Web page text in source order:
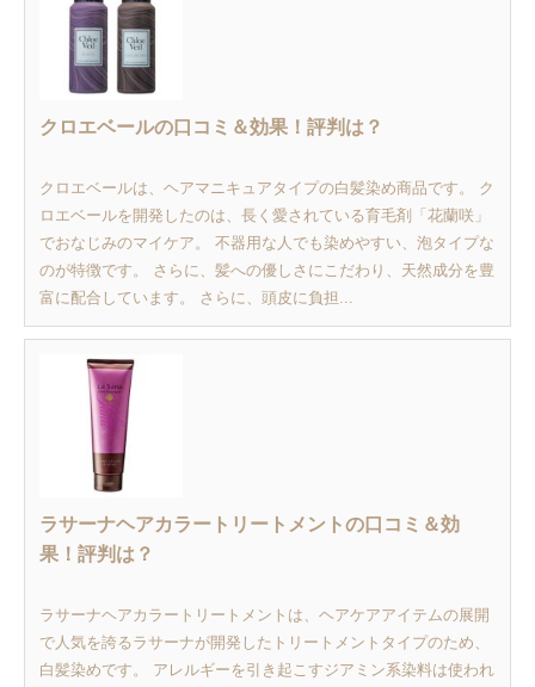
クロエベールの口コミ＆効果！評判は？
クロエベールは、ヘアマニキュアタイプの白髪染め商品です。 ク
ロエベールを開発したのは、長く愛されている育毛剤「花蘭咲」
でおなじみのマイケア。 不器用な人でも染めやすい、泡タイプな
のが特徴です。 さらに、髪への優しさにこだわり、天然成分を豊
富に配合しています。 さらに、頭皮に負担...
ラサーナヘアカラートリートメントの口コミ＆効
果！評判は？
ラサーナヘアカラートリートメントは、ヘアケアアイテムの展開
で人気を誇るラサーナが開発したトリートメントタイプのため、
白髪染めです。 アレルギーを引き起こすジアミン系染料は使われ